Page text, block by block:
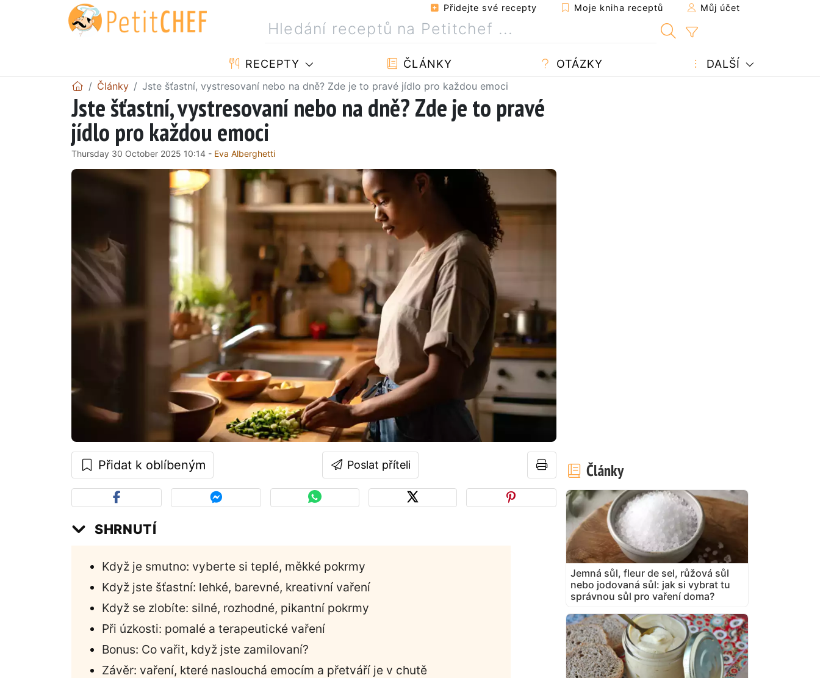
Přidejte své recepty Moje kniha receptů Můj účet
RECEPTY ČLÁNKY OTÁZKY DALŠÍ
Články Jste šťastní, vystresovaní nebo na dně? Zde je to pravé jídlo pro každou emoci
Jste šťastní, vystresovaní nebo na dně? Zde je to pravé
jídlo pro každou emoci
Thursday 30 October 2025 10:14 - Eva Alberghetti
Přidat k oblíbeným Poslat příteli
SHRNUTÍ
Když je smutno: vyberte si teplé, měkké pokrmy
Když jste šťastní: lehké, barevné, kreativní vaření
Když se zlobíte: silné, rozhodné, pikantní pokrmy
Při úzkosti: pomalé a terapeutické vaření
Bonus: Co vařit, když jste zamilovaní?
Závěr: vaření, které naslouchá emocím a přetváří je v chutě
Články
Jemná sůl, fleur de sel, růžová sůl
nebo jodovaná sůl: jak si vybrat tu
správnou sůl pro vaření doma?